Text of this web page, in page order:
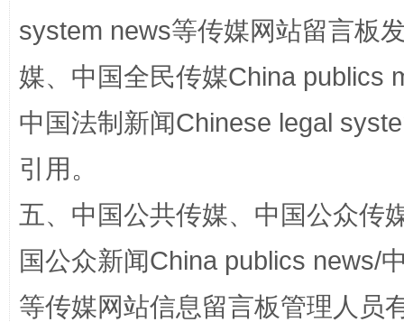
这是一记警钟！ 谢
system news等传媒网站留言板
媒、中国全民传媒China publics
中国法制新闻Chinese legal
引用。
五、中国公共传媒、中国公众传
国公众新闻China publics news/
等传媒网站信息留言板管理人员